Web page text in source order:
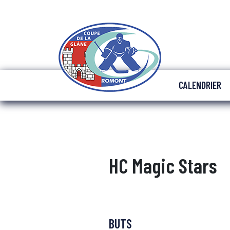
CALENDRIER
HC Magic Stars
BUTS